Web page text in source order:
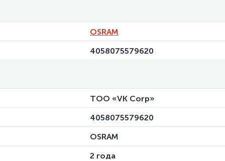
OSRAM
4058075579620
ТОО «VK Corp»
4058075579620
OSRAM
2 года